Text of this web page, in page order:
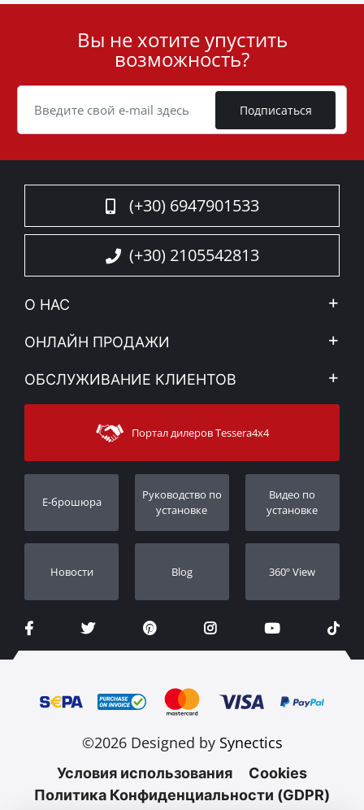
Cookie
Вы не хотите упустить
возможность?
Подписаться
(+30) 6947901533
(+30) 2105542813
О НАС
Компания
Новости
Sitemap
ОНЛАЙН ПРОДАЖИ
Mой Aккаунт
Методы доставки
ОБСЛУЖИВАНИЕ КЛИЕНТОВ
Связаться с
Поддержка клиентов
Порядок слежения
Дилеры
Портал дилеров Tessera4x4
E-брошюра
Pуководство по
установке
Видео по
установке
Новости Blog 360º View
©2026 Designed by Synectics
Условия использования
Cookies
Политика Конфиденциальности (GDPR)